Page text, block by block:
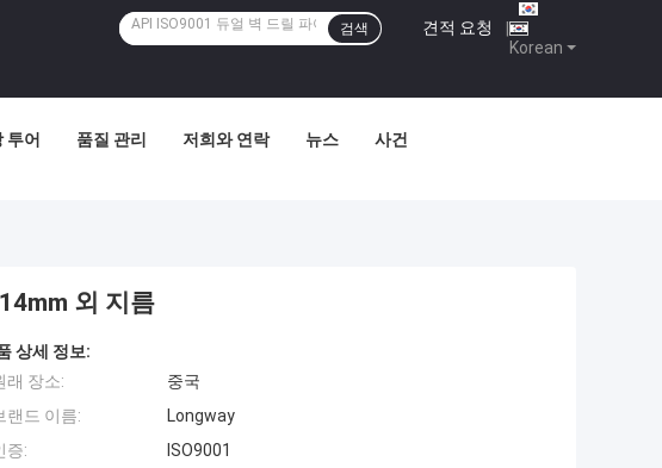
Korean
견적 요청 |
검색
투어 품질 관리 저희와 연락 뉴스 사건
외 지름
상세 정보:
래 장소:
중국
랜드 이름:
Longway
증:
ISO9001